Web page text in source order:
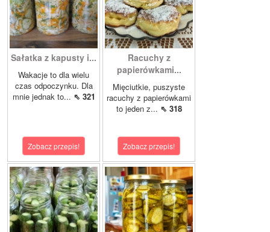
Sałatka z kapusty i...
Wakacje to dla wielu
czas odpoczynku. Dla
mnie jednak to... ⇖ 321
Zobacz przepis!
Racuchy z
papierówkami...
Mięciutkie, puszyste
racuchy z papierówkami
to jeden z... ⇖ 318
Zobacz przepis!